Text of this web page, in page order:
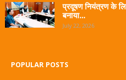
प्रदूषण नियंत्रण के
बनाया...
July 22, 2026
POPULAR POSTS